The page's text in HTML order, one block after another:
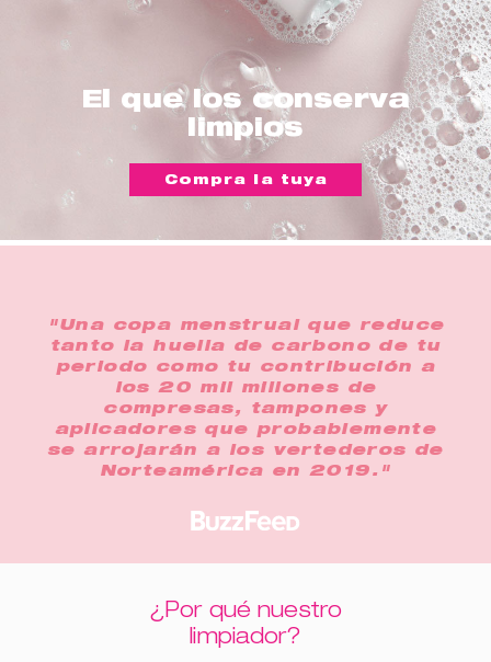
El que los conserva
limpios
Compra la tuya
"Una copa menstrual que reduce
tanto la huella de carbono de tu
periodo como tu contribución a
los 20 mil millones de
compresas, tampones y
aplicadores que probablemente
se arrojarán a los vertederos de
Norteamérica en 2019."
¿Por qué nuestro
limpiador?